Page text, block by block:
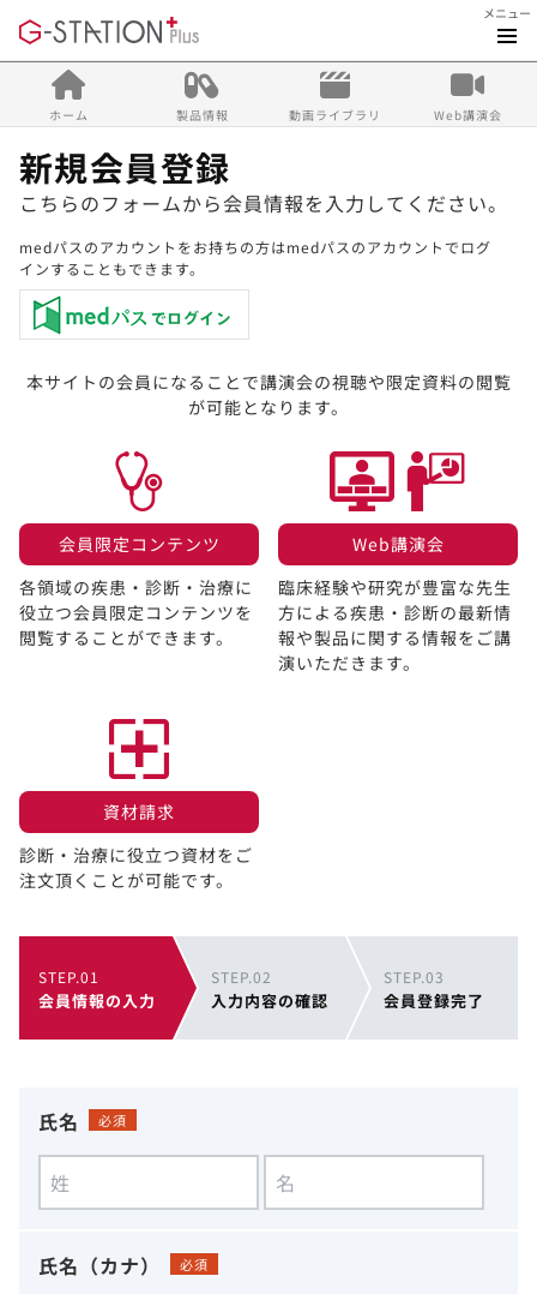
メニュー
ホーム 製品情報 動画ライブラリ Web講演会
新規会員登録
こちらのフォームから会員情報を入力してください。
medパスのアカウントをお持ちの方はmedパスのアカウントでログ
インすることもできます。
本サイトの会員になることで講演会の視聴や限定資料の閲覧
が可能となります。
会員限定コンテンツ​
各領域の疾患・診断・治療に
役立つ会員限定コンテンツを
閲覧することができます。​
Web講演会​
臨床経験や研究が豊富な先生
方による疾患・診断の最新情
報や製品に関する情報をご講
演いただきます。
資材請求​
診断・治療に役立つ資材をご
注文頂くことが可能です。
STEP.01
会員情報の入力
STEP.02
入力内容の確認
STEP.03
会員登録完了
氏名 必須
氏名（カナ） 必須